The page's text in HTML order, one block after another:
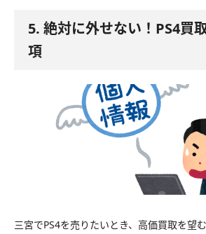
5. 絶対に外せない！PS4買
項
三宮でPS4を売りたいとき、高価買取を望